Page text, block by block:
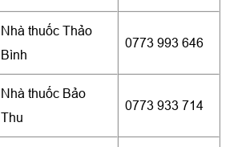
Nhà thuốc Thảo
Bình
0773 993 646
Nhà thuốc Bảo
Thu
0773 933 714